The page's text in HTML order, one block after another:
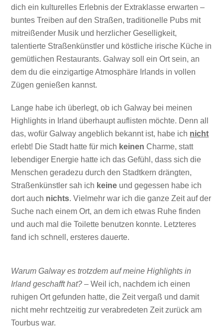
dich ein kulturelles Erlebnis der Extraklasse erwarten –
buntes Treiben auf den Straßen, traditionelle Pubs mit
mitreißender Musik und herzlicher Geselligkeit,
talentierte Straßenkünstler und köstliche irische Küche in
gemütlichen Restaurants. Galway soll ein Ort sein, an
dem du die einzigartige Atmosphäre Irlands in vollen
Zügen genießen kannst.
Lange habe ich überlegt, ob ich Galway bei meinen
Highlights in Irland überhaupt auflisten möchte. Denn all
das, wofür Galway angeblich bekannt ist, habe ich nicht
erlebt! Die Stadt hatte für mich keinen Charme, statt
lebendiger Energie hatte ich das Gefühl, dass sich die
Menschen geradezu durch den Stadtkern drängten,
Straßenkünstler sah ich keine und gegessen habe ich
dort auch nichts. Vielmehr war ich die ganze Zeit auf der
Suche nach einem Ort, an dem ich etwas Ruhe finden
und auch mal die Toilette benutzen konnte. Letzteres
fand ich schnell, ersteres dauerte.
Warum Galway es trotzdem auf meine Highlights in
Irland geschafft hat? – Weil ich, nachdem ich einen
ruhigen Ort gefunden hatte, die Zeit vergaß und damit
nicht mehr rechtzeitig zur verabredeten Zeit zurück am
Tourbus war.